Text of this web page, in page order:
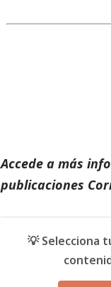
Accede a más
publicaciones
💡 Selecciona